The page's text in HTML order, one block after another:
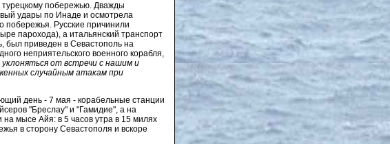
турецкому побережью. Дважды
удары по Инаде и осмотрела
побережья. Русские причинили
парохода), а итальянский транспорт
был приведен в Севастополь на
неприятельского военного корабля,
от встречи с нашим и
случайным атакам при
день - 7 мая - корабельные станции
"Бреслау" и "Гамидие", а на
мысе Айя: в 5 часов утра в 15 милях
в сторону Севастополя и вскоре